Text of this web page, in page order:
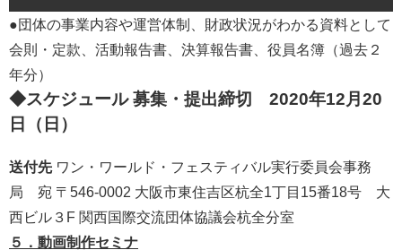
●団体の事業内容や運営体制、財政状況がわかる資料として
会則・定款、活動報告書、決算報告書、役員名簿（過去２
年分）
◆スケジュール 募集・提出締切 2020年12月20
日（日）
送付先 ワン・ワールド・フェスティバル実行委員会事務
局 宛 〒546-0002 大阪市東住吉区杭全1丁目15番18号 大
西ビル３F 関西国際交流団体協議会杭全分室
５．動画制作セミナ